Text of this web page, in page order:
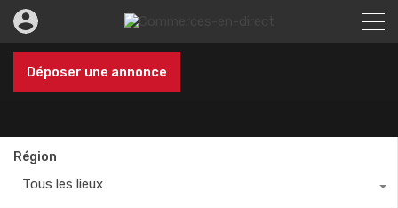
Déposer une annonce
Région
Tous les lieux